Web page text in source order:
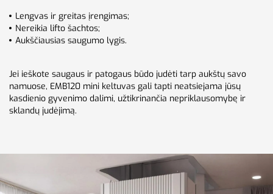
MB400
GRB60
AGB140
Keltuvų
neįgaliesiems
Kontaktai
Lengvas ir greitas įrengimas;
Nereikia lifto šachtos;
Aukščiausias saugumo lygis.
Jei ieškote saugaus ir patogaus būdo judėti tarp aukštų savo
namuose, EMB120 mini keltuvas gali tapti neatsiejama jūsų
kasdienio gyvenimo dalimi, užtikrinančia nepriklausomybę ir
sklandų judėjimą.